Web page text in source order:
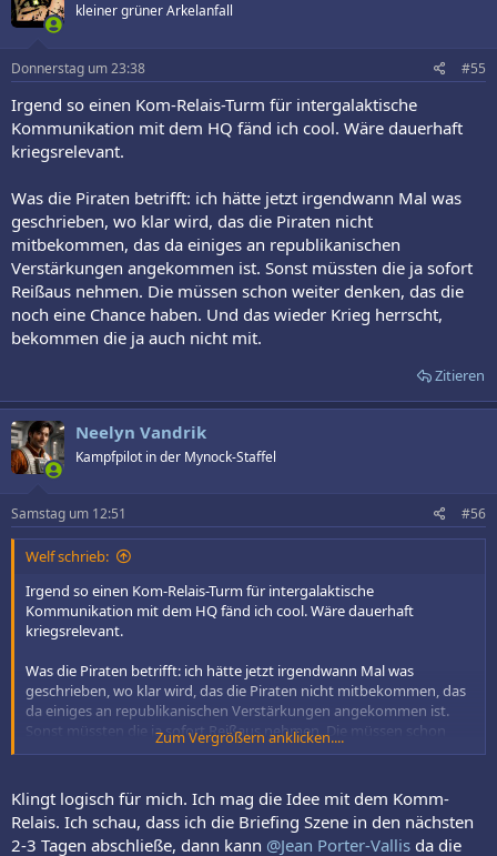
kleiner grüner Arkelanfall
Donnerstag um 23:38 #55
Irgend so einen Kom-Relais-Turm für intergalaktische
Kommunikation mit dem HQ fänd ich cool. Wäre dauerhaft
kriegsrelevant.
Was die Piraten betrifft: ich hätte jetzt irgendwann Mal was
geschrieben, wo klar wird, das die Piraten nicht
mitbekommen, das da einiges an republikanischen
Verstärkungen angekommen ist. Sonst müssten die ja sofort
Reißaus nehmen. Die müssen schon weiter denken, das die
noch eine Chance haben. Und das wieder Krieg herrscht,
bekommen die ja auch nicht mit.
Zitieren
Neelyn Vandrik
Kampfpilot in der Mynock-Staffel
Samstag um 12:51 #56
Welf schrieb:
Irgend so einen Kom-Relais-Turm für intergalaktische
Kommunikation mit dem HQ fänd ich cool. Wäre dauerhaft
kriegsrelevant.
Was die Piraten betrifft: ich hätte jetzt irgendwann Mal was
geschrieben, wo klar wird, das die Piraten nicht mitbekommen, das
da einiges an republikanischen Verstärkungen angekommen ist.
Sonst müssten die ja sofort Reißaus nehmen. Die müssen schon
weiter denken, das die noch eine Chance haben. Und das wieder
Zum Vergrößern anklicken....
Klingt logisch für mich. Ich mag die Idee mit dem Komm-
Relais. Ich schau, dass ich die Briefing Szene in den nächsten
2-3 Tagen abschließe, dann kann @Jean Porter-Vallis da die